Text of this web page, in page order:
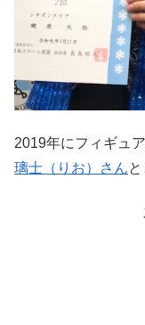
2019年にフィギュ
璃士（りお）さん